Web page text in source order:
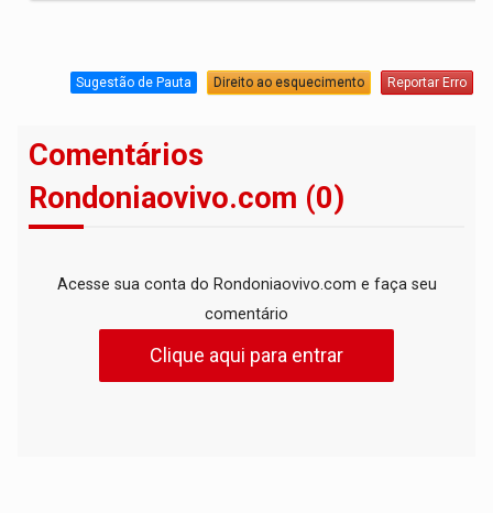
Sugestão de Pauta Direito ao esquecimento Reportar Erro
Comentários
Rondoniaovivo.com (0)
Acesse sua conta do Rondoniaovivo.com e faça seu
comentário
Clique aqui para entrar